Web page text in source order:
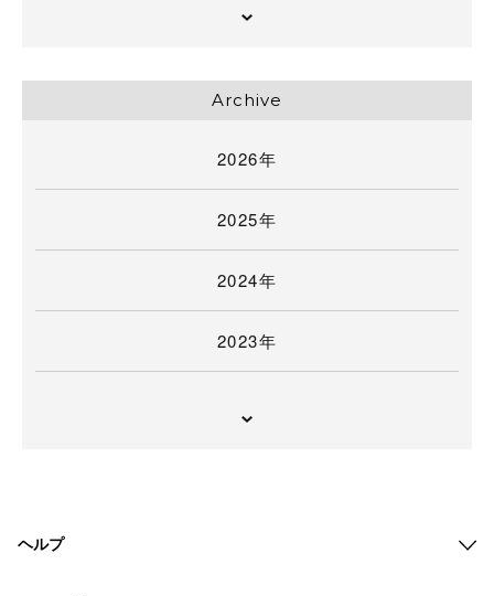
Archive
2026年
2025年
2024年
2023年
ヘルプ